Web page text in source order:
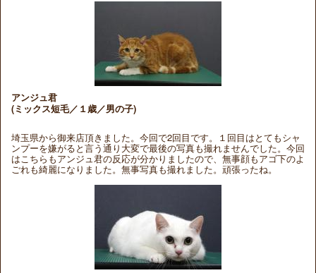
アンジュ君
(ミックス短毛／１歳／男の子)
埼玉県から御来店頂きました。今回で2回目です。１回目はとてもシャ
ンプーを嫌がると言う通り大変で最後の写真も撮れませんでした。今回
はこちらもアンジュ君の反応が分かりましたので、無事顔もアゴ下のよ
ごれも綺麗になりました。無事写真も撮れました。頑張ったね。